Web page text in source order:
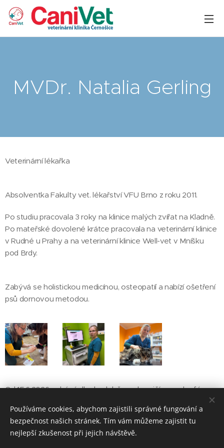
MVDr. Natalia Gerling
Veterinární lékařka
Absolventka Fakulty vet. lékařství VFU Brno z roku 2011.
Po studiu pracovala 3 roky na klinice malých zvířat na Kladně.
Po mateřské dovolené krátce pracovala na veterinární klinice
v Rudné u Prahy a na veterinární klinice Well-vet v Mníšku
pod Brdy.
Zabývá se holistickou medicínou, osteopatíí a nabízí ošetření
psů dornovou metodou.
Od 15.6.2026 pobývá dlouhodobě v zahraničí a my doufáme,
Používáme cookies, abychom zajistili správné fungování a
bezpečnost našich stránek. Tím vám můžeme zajistit tu
nejlepší zkušenost při jejich návštěvě.